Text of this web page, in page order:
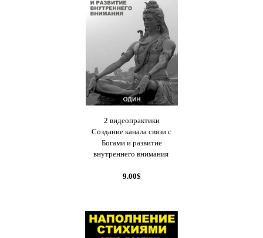
2 видеопрактики
Создание канала связи с
Богами и развитие
внутреннего внимания
9.00$